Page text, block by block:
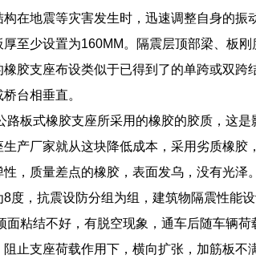
在地震等灾害发生时，迅速调整自身的振
至少设置为160MM。隔震层顶部梁、板
胶支座布设类似于已得到了的单跨或双
台相垂直。
路板式橡胶支座所采用的橡胶的胶质，这
产厂家就从这块降低成本，采用劣质橡
，质量差点的橡胶，表面发乌，没有光泽。
度，抗震设防分组为组，建筑物隔震性能
粘结不好，有脱空现象，通车后随车辆荷
止支座荷载作用下，横向扩张，加筋板不